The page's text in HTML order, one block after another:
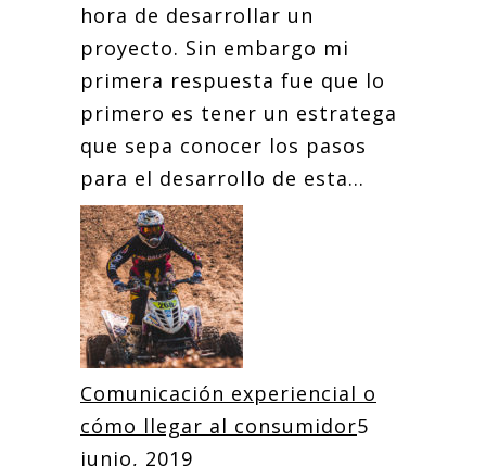
hora de desarrollar un
proyecto. Sin embargo mi
primera respuesta fue que lo
primero es tener un estratega
que sepa conocer los pasos
para el desarrollo de esta...
Comunicación experiencial o
cómo llegar al consumidor5
junio, 2019